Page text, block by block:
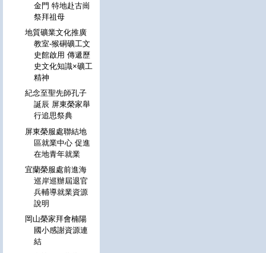
金門 特地赴古崗
祭拜祖母
地質礦業文化推廣
教室-猴硐礦工文
史館啟用 傳遞歷
史文化知識×礦工
精神
紀念至聖先師孔子
誕辰 屏東榮家舉
行追思祭典
屏東榮服處聯結地
區就業中心 促進
在地青年就業
宜蘭榮服處前進海
巡岸巡辦屆退官
兵輔導就業資源
說明
岡山榮家拜會楠陽
國小感謝資源連
結